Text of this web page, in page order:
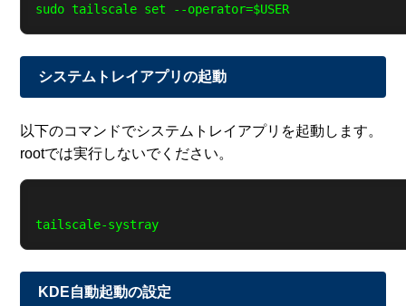
sudo tailscale set --operator=$USER
システムトレイアプリの起動
以下のコマンドでシステムトレイアプリを起動します。
rootでは実行しないでください。
KDE自動起動の設定